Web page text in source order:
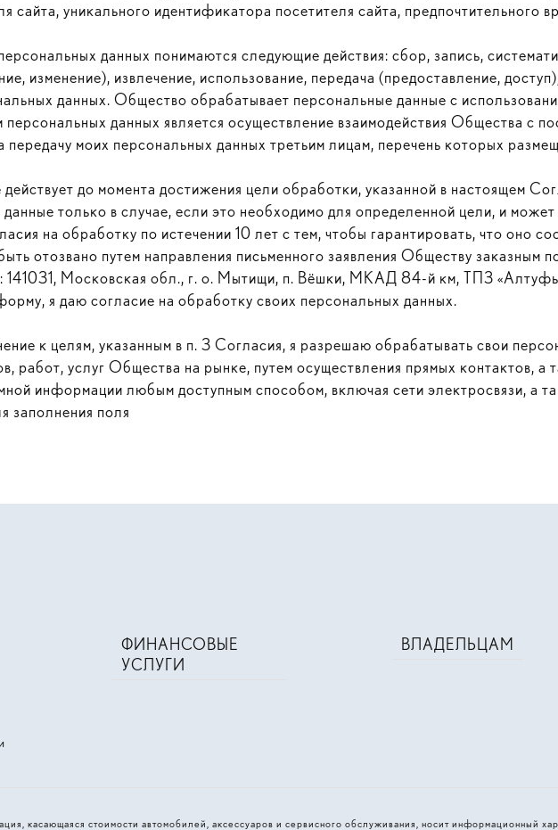
сайта, уникального идентификатора посетителя сайта, предпочтительного
данных понимаются следующие действия: сбор, запись,
изменение), извлечение, использование, передача (предоставление,
данных. Общество обрабатывает персональные данные с
данных является осуществление взаимодействия Общества с
передачу моих персональных данных третьим лицам, перечень которых
до момента достижения цели обработки, указанной в настоящем
только в случае, если это необходимо для определенной цели, и
на обработку по истечении 10 лет с тем, чтобы гарантировать, что оно
отозвано путем направления письменного заявления Обществу заказным
141031, Московская обл., г. о. Мытищи, п. Вёшки, МКАД 84-й км, ТПЗ
я даю согласие на обработку своих персональных данных.
к целям, указанным в п. 3 Согласия, я разрешаю обрабатывать свои
работ, услуг Общества на рынке, путем осуществления прямых контактов,
информации любым доступным способом, включая сети электросвязи, а
заполнения поля
ФИНАНСОВЫЕ
УСЛУГИ
ВЛАДЕЛЬЦАМ
касающаяся стоимости автомобилей, аксессуаров и сервисного обслуживания, носит информационный